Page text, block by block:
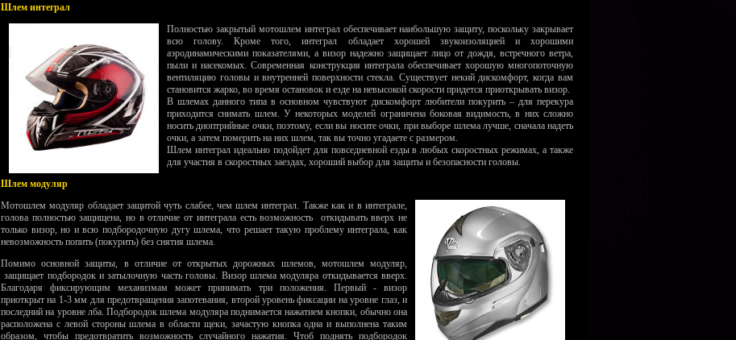
Шлем интеграл
Полностью закрытый мотошлем интеграл обеспечивает наибольшую защиту, поскольку закрывает
всю голову. Кроме того, интеграл обладает хорошей звукоизоляцией и хорошими
аэродинамическими показателями, а визор надежно защищает лицо от дождя, встречного ветра,
пыли и насекомых. Современная конструкция интеграла обеспечивает хорошую многопоточную
вентиляцию головы и внутренней поверхности стекла. Существует некий дискомфорт, когда вам
становится жарко, во время остановок и езде на невысокой скорости придется приоткрывать визор.
В шлемах данного типа в основном чувствуют дискомфорт любители покурить – для перекура
приходится снимать шлем. У некоторых моделей ограничена боковая видимость, в них сложно
носить диоптрийные очки, поэтому, если вы носите очки, при выборе шлема лучше, сначала надеть
очки, а затем померить на них шлем, так вы точно угадаете с размером.
Шлем интеграл идеально подойдет для повседневной езды в любых скоростных режимах, а также
для участия в скоростных заездах, хороший выбор для защиты и безопасности головы.
Шлем модуляр
Мотошлем модуляр обладает защитой чуть слабее, чем шлем интеграл. Также как и в интеграле,
голова полностью защищена, но в отличие от интеграла есть возможность откидывать вверх не
только визор, но и всю подбородочную дугу шлема, что решает такую проблему интеграла, как
невозможность попить (покурить) без снятия шлема.
Помимо основной защиты, в отличие от открытых дорожных шлемов, мотошлем модуляр,
защищает подбородок и затылочную часть головы. Визор шлема модуляра откидывается вверх.
Благодаря фиксирующим механизмам может принимать три положения. Первый - визор
приоткрыт на 1-3 мм для предотвращения запотевания, второй уровень фиксации на уровне глаз, и
последний на уровне лба. Подбородок шлема модуляра поднимается нажатием кнопки, обычно она
расположена с левой стороны шлема в области щеки, зачастую кнопка одна и выполнена таким
образом, чтобы предотвратить возможность случайного нажатия. Чтоб поднять подбородок